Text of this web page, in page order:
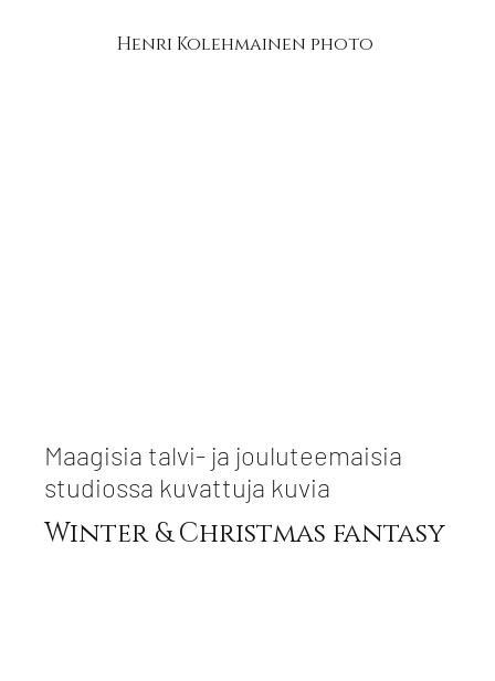
Henri Kolehmainen photo
Maagisia talvi- ja jouluteemaisia
studiossa kuvattuja kuvia
Winter & Christmas fantasy